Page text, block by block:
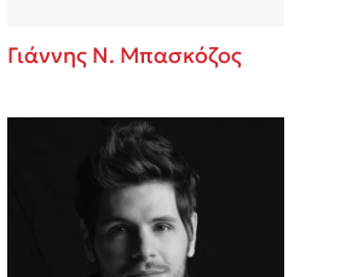
Γιάννης Ν. Μπασκόζος